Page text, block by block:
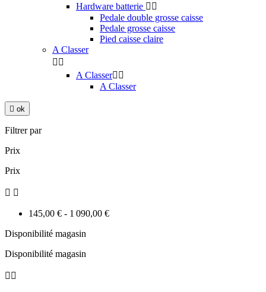
Hardware batterie  
Pedale double grosse caisse
Pedale grosse caisse
Pied caisse claire
A Classer
 
A Classer 
A Classer
 ok
Filtrer par
Prix
Prix
 
145,00 € - 1 090,00 €
Disponibilité magasin
Disponibilité magasin
 